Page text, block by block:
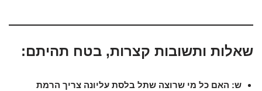
שאלות ותשובות קצרות, בטח תהיתם:
ש: האם כל מי שרוצה שתל בלסת עליונה צריך הרמת